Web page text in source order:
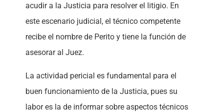
acudir a la Justicia para resolver el litigio. En
este escenario judicial, el técnico competente
recibe el nombre de Perito y tiene la función de
asesorar al Juez.
La actividad pericial es fundamental para el
buen funcionamiento de la Justicia, pues su
labor es la de informar sobre aspectos técnicos